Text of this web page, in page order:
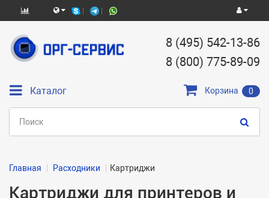
8 (495) 542-13-86
8 (800) 775-89-09
Каталог Корзина 0
Главная Расходники Картриджи
Картриджи для принтеров и